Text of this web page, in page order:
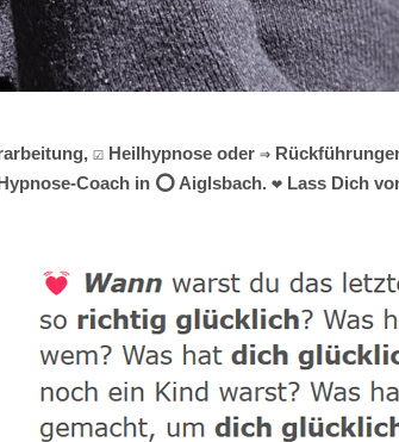
☑️ Heilhypnose oder ⇒
Coach in ⭕ Aiglsbach. ❤ Lass Dich